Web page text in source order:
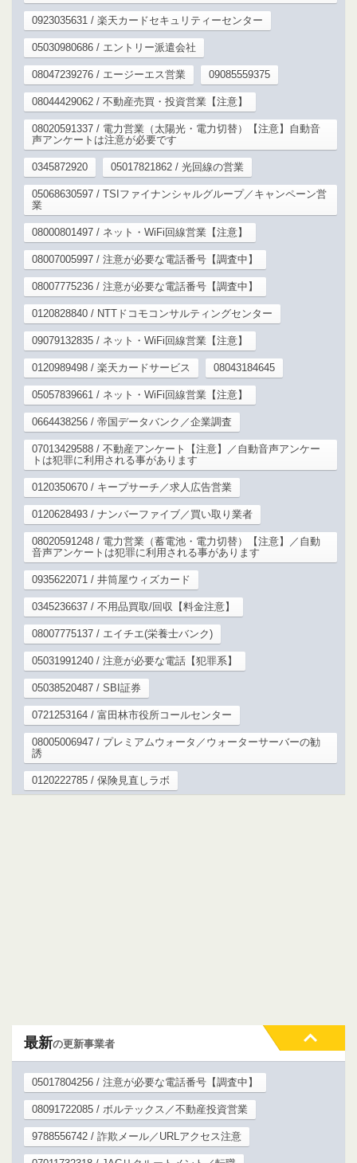
0923035631 / 楽天カードセキュリティーセンター
05030980686 / エントリー派遣会社
08047239276 / エージーエス営業 09085559375
08044429062 / 不動産売買・投資営業【注意】
08020591337 / 電力営業（太陽光・電力切替）【注意】自動音
声アンケートは注意が必要です
0345872920 05017821862 / 光回線の営業
05068630597 / TSIファイナンシャルグループ／キャンペーン営
業
08000801497 / ネット・WiFi回線営業【注意】
08007005997 / 注意が必要な電話番号【調査中】
08007775236 / 注意が必要な電話番号【調査中】
0120828840 / NTTドコモコンサルティングセンター
09079132835 / ネット・WiFi回線営業【注意】
0120989498 / 楽天カードサービス 08043184645
05057839661 / ネット・WiFi回線営業【注意】
0664438256 / 帝国データバンク／企業調査
07013429588 / 不動産アンケート【注意】／自動音声アンケー
トは犯罪に利用される事があります
0120350670 / キープサーチ／求人広告営業
0120628493 / ナンバーファイブ／買い取り業者
08020591248 / 電力営業（蓄電池・電力切替）【注意】／自動
音声アンケートは犯罪に利用される事があります
0935622071 / 井筒屋ウィズカード
0345236637 / 不用品買取/回収【料金注意】
08007775137 / エイチエ(栄養士バンク)
05031991240 / 注意が必要な電話【犯罪系】
05038520487 / SBI証券
0721253164 / 富田林市役所コールセンター
08005006947 / プレミアムウォータ／ウォーターサーバーの勧
誘
0120222785 / 保険見直しラボ
最新の更新事業者
05017804256 / 注意が必要な電話番号【調査中】
08091722085 / ボルテックス／不動産投資営業
9788556742 / 詐欺メール／URLアクセス注意